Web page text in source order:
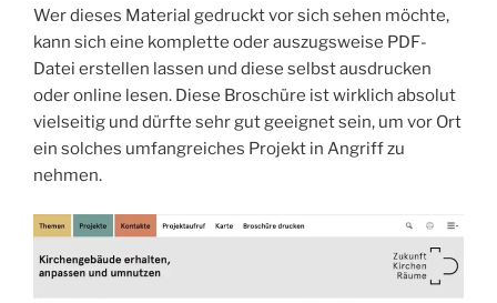
Wer dieses Material gedruckt vor sich sehen möchte,
kann sich eine komplette oder auszugsweise PDF-
Datei erstellen lassen und diese selbst ausdrucken
oder online lesen. Diese Broschüre ist wirklich absolut
vielseitig und dürfte sehr gut geeignet sein, um vor Ort
ein solches umfangreiches Projekt in Angriff zu
nehmen.